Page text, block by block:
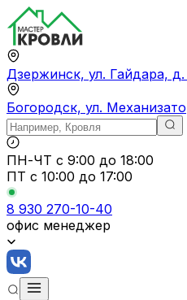
Дзержинск, ул. Гайдара, д.
Богородск, ул.
ПН-ЧТ с 9:00 до 18:00
ПТ с 10:00 до 17:00
8 930 270-10-40
офис менеджер